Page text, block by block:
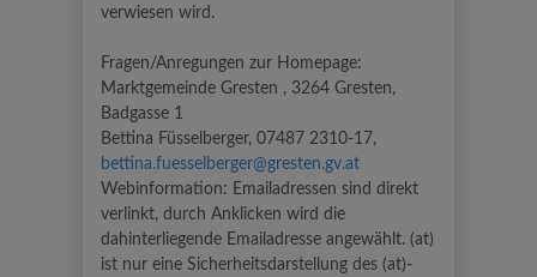
verwiesen wird.
Fragen/Anregungen zur Homepage:
Marktgemeinde Gresten , 3264 Gresten,
Badgasse 1
Bettina Füsselberger, 07487 2310-17,
bettina.fuesselberger@gresten.gv.at
Webinformation: Emailadressen sind direkt
verlinkt, durch Anklicken wird die
dahinterliegende Emailadresse angewählt. (at)
ist nur eine Sicherheitsdarstellung des (at)-